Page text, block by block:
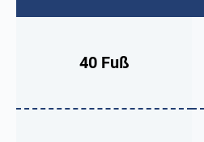
40 Fuß